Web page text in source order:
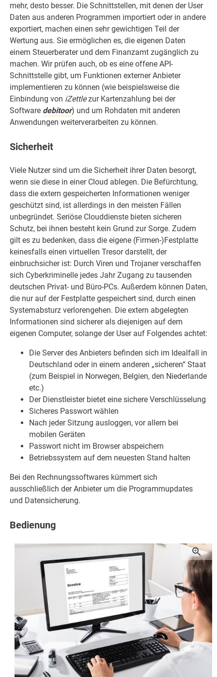
mehr, desto besser. Die Schnittstellen, mit denen der User
Daten aus anderen Programmen importiert oder in andere
exportiert, machen einen sehr gewichtigen Teil der
Wertung aus. Sie ermöglichen es, die eigenen Daten
einem Steuerberater und dem Finanzamt zugänglich zu
machen. Wir prüfen auch, ob es eine offene API-
Schnittstelle gibt, um Funktionen externer Anbieter
implementieren zu können (wie beispielsweise die
Einbindung von iZettlezur Kartenzahlung bei der
Software debitoor) und um Rohdaten mit anderen
Anwendungen weiterverarbeiten zu können.
Sicherheit
Viele Nutzer sind um die Sicherheit ihrer Daten besorgt,
wenn sie diese in einer Cloud ablegen. Die Befürchtung,
dass die extern gespeicherten Informationen weniger
geschützt sind, ist allerdings in den meisten Fällen
unbegründet. Seriöse Clouddienste bieten sicheren
Schutz, bei ihnen besteht kein Grund zur Sorge. Zudem
gilt es zu bedenken, dass die eigene (Firmen-)Festplatte
keinesfalls einen virtuellen Tresor darstellt, der
einbruchsicher ist: Durch Viren und Trojaner verschaffen
sich Cyberkriminelle jedes Jahr Zugang zu tausenden
deutschen Privat- und Büro-PCs. Außerdem können Daten,
die nur auf der Festplatte gespeichert sind, durch einen
Systemabsturz verlorengehen. Die extern abgelegten
Informationen sind sicherer als diejenigen auf dem
eigenen Computer, solange der User auf Folgendes achtet:
Die Server des Anbieters befinden sich im Idealfall in
Deutschland oder in einem anderen „sicheren“ Staat
(zum Beispiel in Norwegen, Belgien, den Niederlande
etc.)
Der Dienstleister bietet eine sichere Verschlüsselung
Sicheres Passwort wählen
Nach jeder Sitzung ausloggen, vor allem bei
mobilen Geräten
Passwort nicht im Browser abspeichern
Betriebssystem auf dem neuesten Stand halten
Bei den Rechnungssoftwares kümmert sich
ausschließlich der Anbieter um die Programmupdates
und Datensicherung.
Bedienung